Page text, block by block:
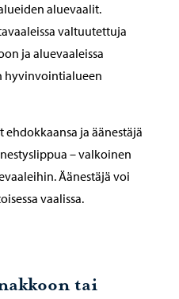
aluevaalit.
valtuutettuja
ja aluevaaleissa
hyvinvointialueen
ja äänestäjä
– valkoinen
Äänestäjä voi
vaalissa.
tai